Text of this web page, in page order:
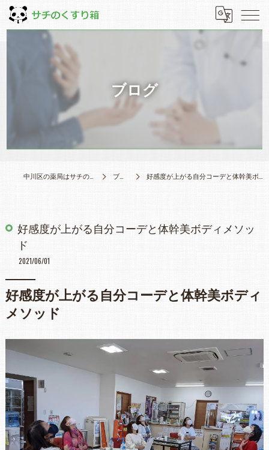
ブログ
中川区の薬局はサチのくすり箱 ブログ 好感度が上がる自分コーデと体幹美ボディメソッド
好感度が上がる自分コーデと体幹美ボディメソッ
ド
2021/06/01
好感度が上がる自分コーデと体幹美ボディ
メソッド